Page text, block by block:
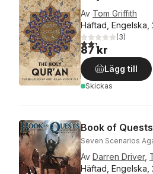
Av Tom Griffith
Häftad, Engelska,
2,3utav 5 stjärnor.
(3)
87 kr
Lägg till
Skickas
Book of Quests
Seven Scenarios
Av Darren Driver,
Häftad, Engelska,